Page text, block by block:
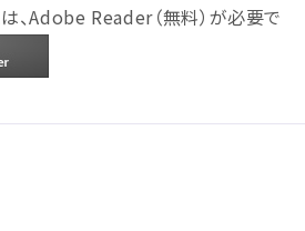
、Adobe Reader（無料）が必要で